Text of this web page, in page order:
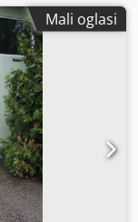
Mali oglasi